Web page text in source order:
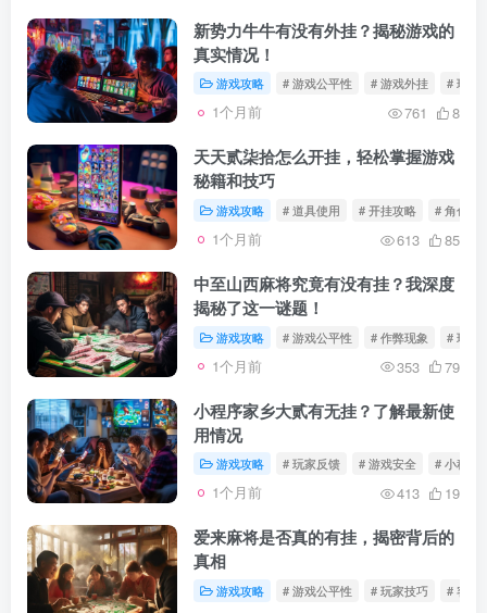
新势力牛牛有没有外挂？揭秘游戏的
真实情况！
游戏攻略 # 游戏公平性 # 游戏外挂 # 玩家
1个月前 761 8
天天贰柒拾怎么开挂，轻松掌握游戏
秘籍和技巧
游戏攻略 # 道具使用 # 开挂攻略 # 角色特
1个月前 613 85
中至山西麻将究竟有没有挂？我深度
揭秘了这一谜题！
游戏攻略 # 游戏公平性 # 作弊现象 # 玩家
1个月前 353 79
小程序家乡大贰有无挂？了解最新使
用情况
游戏攻略 # 玩家反馈 # 游戏安全 # 小程序
1个月前 413 19
爱来麻将是否真的有挂，揭密背后的
真相
游戏攻略 # 游戏公平性 # 玩家技巧 # 客服